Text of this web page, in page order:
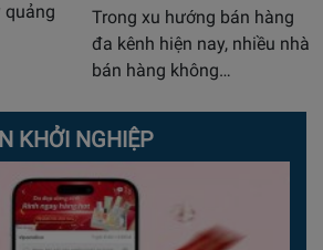
quảng
Trong xu hướng bán hàng
đa kênh hiện nay, nhiều nhà
bán hàng không…
KHỞI NGHIỆP